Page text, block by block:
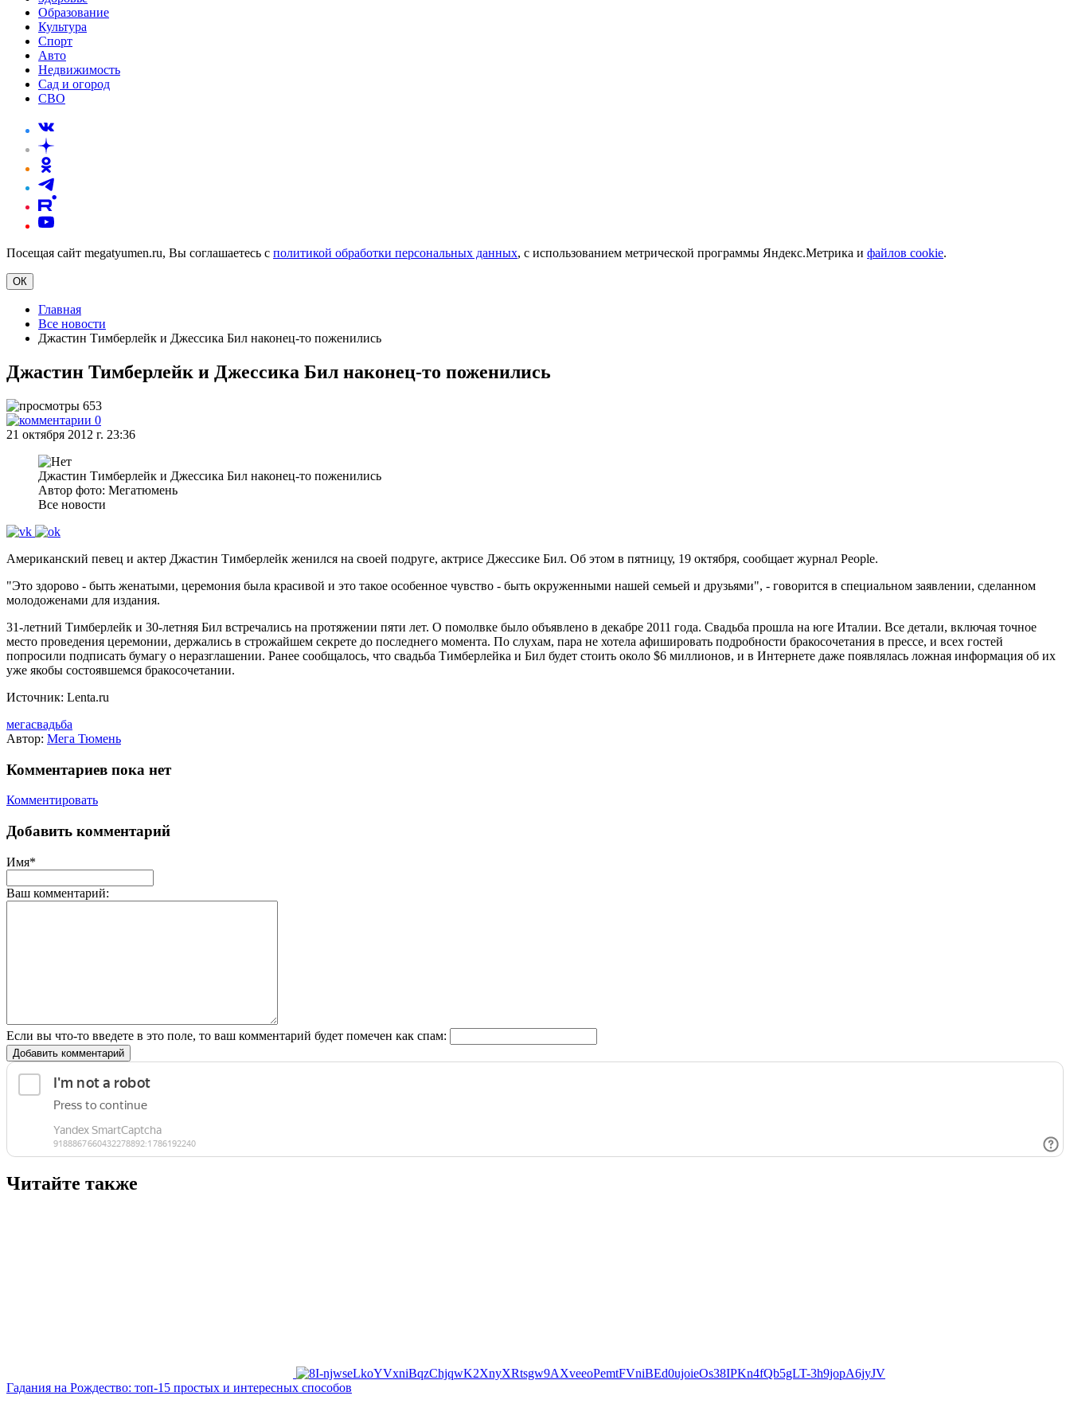
Образование
Культура
Спорт
Авто
Недвижимость
Сад и огород
СВО
Посещая сайт megatyumen.ru, Вы соглашаетесь с политикой обработки персональных данных, с использованием метрической программы Яндекс.Метрика и файлов cookie.
ОК
Главная
Все новости
Джастин Тимберлейк и Джессика Бил наконец-то поженились
Джастин Тимберлейк и Джессика Бил наконец-то поженились
653
0
21 октября 2012 г. 23:36
Джастин Тимберлейк и Джессика Бил наконец-то поженились
Автор фото: Мегатюмень
Все новости
Американский певец и актер Джастин Тимберлейк женился на своей подруге, актрисе Джессике Бил. Об этом в пятницу, 19 октября, сообщает журнал People.
"Это здорово - быть женатыми, церемония была красивой и это такое особенное чувство - быть окруженными нашей семьей и друзьями", - говорится в специальном заявлении, сделанном
молодоженами для издания.
31-летний Тимберлейк и 30-летняя Бил встречались на протяжении пяти лет. О помолвке было объявлено в декабре 2011 года. Свадьба прошла на юге Италии. Все детали, включая точное
место проведения церемонии, держались в строжайшем секрете до последнего момента. По слухам, пара не хотела афишировать подробности бракосочетания в прессе, и всех гостей
попросили подписать бумагу о неразглашении. Ранее сообщалось, что свадьба Тимберлейка и Бил будет стоить около $6 миллионов, и в Интернете даже появлялась ложная информация об их
уже якобы состоявшемся бракосочетании.
Источник: Lenta.ru
мегасвадьба
Автор: Мега Тюмень
Комментариев пока нет
Комментировать
Добавить комментарий
Имя*
Ваш комментарий:
Если вы что-то введете в это поле, то ваш комментарий будет помечен как спам:
Добавить комментарий
Читайте также
Гадания на Рождество: топ-15 простых и интересных способов